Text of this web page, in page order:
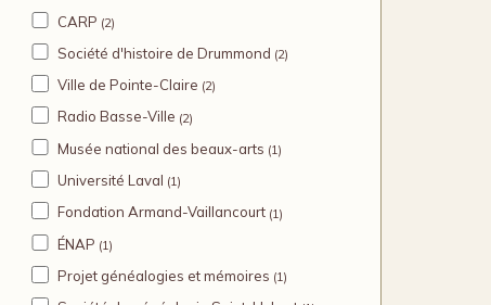
CARP (2)
Société d'histoire de Drummond (2)
Ville de Pointe-Claire (2)
Radio Basse-Ville (2)
Musée national des beaux-arts (1)
Université Laval (1)
Fondation Armand-Vaillancourt (1)
ÉNAP (1)
Projet généalogies et mémoires (1)